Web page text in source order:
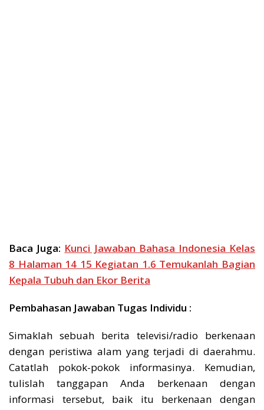
Baca Juga: Kunci Jawaban Bahasa Indonesia Kelas
8 Halaman 14 15 Kegiatan 1.6 Temukanlah Bagian
Kepala Tubuh dan Ekor Berita
Pembahasan Jawaban Tugas Individu :
Simaklah sebuah berita televisi/radio berkenaan
dengan peristiwa alam yang terjadi di daerahmu.
Catatlah pokok-pokok informasinya. Kemudian,
tulislah tanggapan Anda berkenaan dengan
informasi tersebut, baik itu berkenaan dengan